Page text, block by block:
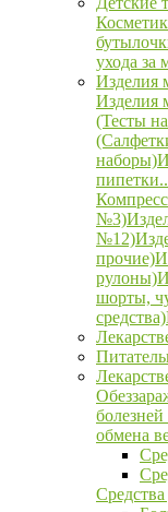
ухода за
Изделия
Изделия
(Тесты
наборы)
№3)
№12)
прочие)
рулоны)
шорты,
средства)
обмена